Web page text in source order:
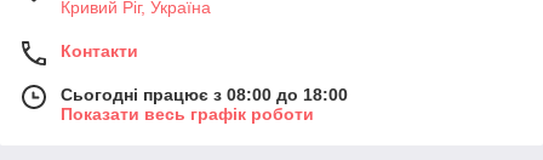
Кривий Ріг, Україна
Контакти
Сьогодні працює з 08:00 до 18:00
Показати весь графік роботи